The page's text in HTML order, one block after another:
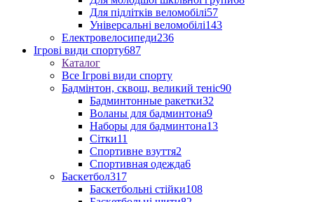
Для підлітків веломобілі57
Універсальні веломобілі143
Електровелосипеди236
Ігрові види спорту687
Каталог
Все Ігрові види спорту
Бадмінтон, сквош, великий теніс90
Бадминтонные ракетки32
Воланы для бадминтона9
Наборы для бадминтона13
Сітки11
Спортивне взуття2
Спортивная одежда6
Баскетбол317
Баскетбольні стійки108